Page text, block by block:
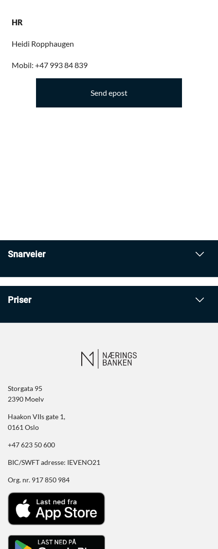
HR
Heidi Ropphaugen
Mobil: +47 993 84 839
Send epost
Snarveier
Priser
Storgata 95
2390 Moelv
Haakon VIIs gate 1,
0161 Oslo
+47 623 50 600
BIC/SWFT adresse: IEVENO21
Org. nr. 917 850 984